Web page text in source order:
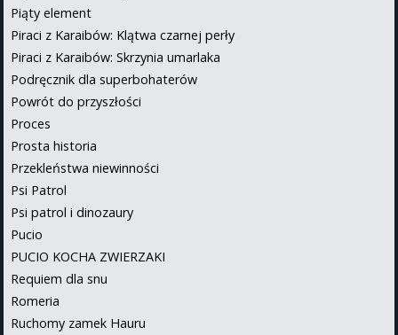
Piąty element
Piraci z Karaibów: Klątwa czarnej perły
Piraci z Karaibów: Skrzynia umarlaka
Podręcznik dla superbohaterów
Powrót do przyszłości
Proces
Prosta historia
Przekleństwa niewinności
Psi Patrol
Psi patrol i dinozaury
Pucio
PUCIO KOCHA ZWIERZAKI
Requiem dla snu
Romeria
Ruchomy zamek Hauru